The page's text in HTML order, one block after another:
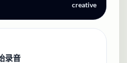
creative
录音